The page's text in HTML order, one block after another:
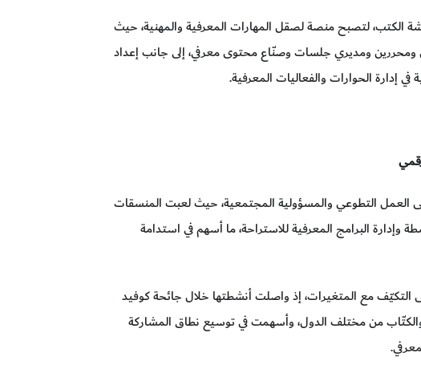
الكتب، لتصبح منصة لصقل المهارات المعرفية والمهنية، حيث
ومديري جلسات وصنّاع محتوى معرفي، إلى جانب إعداد
إدارة الحوارات والفعاليات المعرفية.
العمل التطوعي والمسؤولية المجتمعية، حيث لعبت المنسقات
وإدارة البرامج المعرفية للاستراحة، ما أسهم في استدامة
التكيّف مع المتغيرات، إذ واصلت أنشطتها خلال جائحة كوفيد
والكتّاب من مختلف الدول، وأسهمت في توسيع نطاق المشاركة